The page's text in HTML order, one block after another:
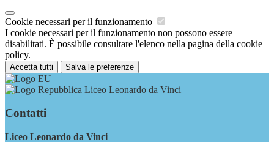
Cookie necessari per il funzionamento
I cookie necessari per il funzionamento non possono essere
disabilitati. È possibile consultare l'elenco nella pagina della cookie
policy.
Accetta tutti Salva le preferenze
Liceo Leonardo da Vinci
Contatti
Liceo Leonardo da Vinci